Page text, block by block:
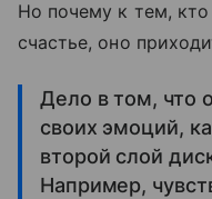
Но почему к тем, кто
счастье, оно
Дело в том, что
своих эмоций,
второй слой
Например,